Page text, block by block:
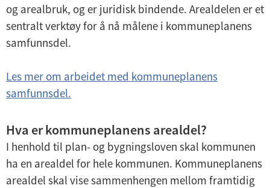
og arealbruk, og er juridisk bindende. Arealdelen er et
sentralt verktøy for å nå målene i kommuneplanens
samfunnsdel.
Les mer om arbeidet med kommuneplanens
samfunnsdel.
Hva er kommuneplanens arealdel?
I henhold til plan- og bygningsloven skal kommunen
ha en arealdel for hele kommunen. Kommuneplanens
arealdel skal vise sammenhengen mellom framtidig